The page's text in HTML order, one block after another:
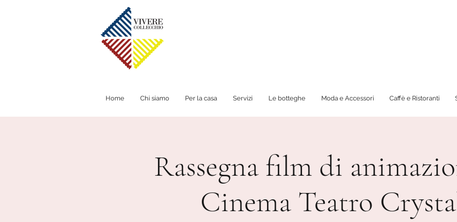
Home Chi siamo Per la casa Servizi Le botteghe Moda e Accessori Caffè e Ristoranti
Rassegna film di
Cinema Teatro